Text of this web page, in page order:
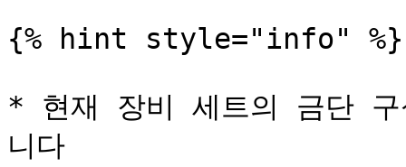
{% hint style="info" %}
* 현재 장비 세트의 금단
니다